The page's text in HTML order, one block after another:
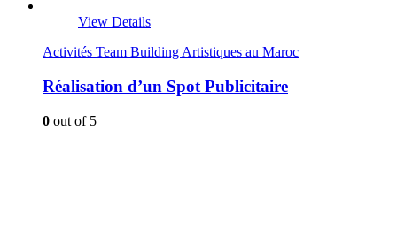
View Details
Activités Team Building Artistiques au Maroc
Réalisation d’un Spot Publicitaire
0 out of 5